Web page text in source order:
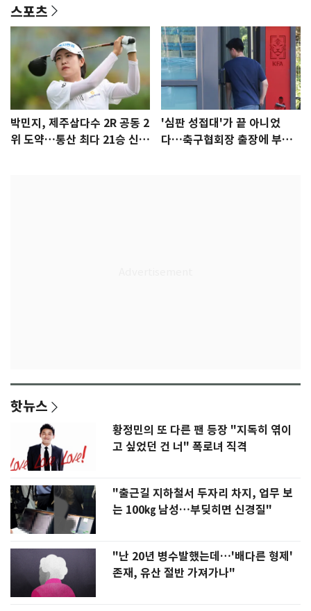
스포츠
박민지, 제주삼다수 2R 공동 2
위 도약…통산 최다 21승 신기
'심판 성접대'가 끝 아니었
다…축구협회장 출장에 부인
핫뉴스
황정민의 또 다른 팬 등장 "지독히 엮이
고 싶었던 건 너" 폭로녀 직격
"출근길 지하철서 두자리 차지, 업무 보
는 100㎏ 남성…부딪히면 신경질"
"난 20년 병수발했는데…'배다른 형제'
존재, 유산 절반 가져가나"